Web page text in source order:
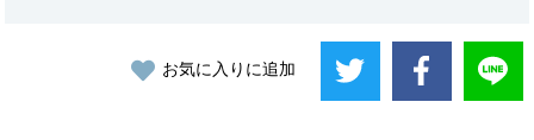
お気に入りに追加